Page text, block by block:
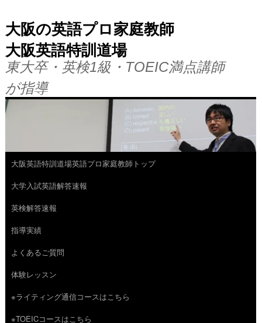
大阪の英語プロ家庭教師
大阪英語特訓道場
東大卒・英検1級・TOEIC満点講師
が指導
コ
ン
テ
ン
ツ
へ
ス
キ
大阪英語特訓道場英語プロ家庭教師トップ
大学入試英語解答速報
英検解答速報
指導実績
よくあるご質問
体験レッスン
※ライティング通信コースはこちら
※TOEICコースはこちら